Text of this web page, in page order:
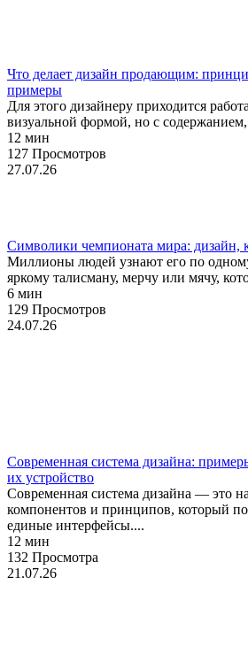
Что делает дизайн продающим:
примеры
Для этого дизайнеру приходится
визуальной формой, но с содержанием,
12 мин
127 Просмотров
27.07.26
Символики чемпионата мира: дизайн,
Миллионы людей узнают его по
яркому талисману, мерчу или мячу,
6 мин
129 Просмотров
24.07.26
Современная система дизайна:
их устройство
Современная система дизайна — это
компонентов и принципов, который
единые интерфейсы....
12 мин
132 Просмотра
21.07.26